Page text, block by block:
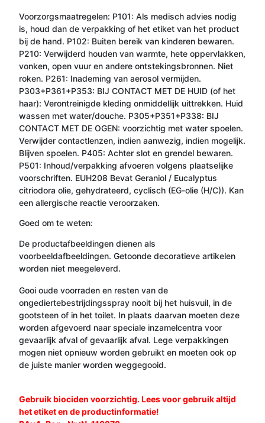
Voorzorgsmaatregelen: P101: Als medisch advies nodig
is, houd dan de verpakking of het etiket van het product
bij de hand. P102: Buiten bereik van kinderen bewaren.
P210: Verwijderd houden van warmte, hete oppervlakken,
vonken, open vuur en andere ontstekingsbronnen. Niet
roken. P261: Inademing van aerosol vermijden.
P303+P361+P353: BIJ CONTACT MET DE HUID (of het
haar): Verontreinigde kleding onmiddellijk uittrekken. Huid
wassen met water/douche. P305+P351+P338: BIJ
CONTACT MET DE OGEN: voorzichtig met water spoelen.
Verwijder contactlenzen, indien aanwezig, indien mogelijk.
Blijven spoelen. P405: Achter slot en grendel bewaren.
P501: Inhoud/verpakking afvoeren volgens plaatselijke
voorschriften. EUH208 Bevat Geraniol / Eucalyptus
citriodora olie, gehydrateerd, cyclisch (EG-olie (H/C)). Kan
een allergische reactie veroorzaken.
Goed om te weten:
De productafbeeldingen dienen als
voorbeeldafbeeldingen. Getoonde decoratieve artikelen
worden niet meegeleverd.
Gooi oude voorraden en resten van de
ongediertebestrijdingsspray nooit bij het huisvuil, in de
gootsteen of in het toilet. In plaats daarvan moeten deze
worden afgevoerd naar speciale inzamelcentra voor
gevaarlijk afval of gevaarlijk afval. Lege verpakkingen
mogen niet opnieuw worden gebruikt en moeten ook op
de juiste manier worden weggegooid.
Gebruik biociden voorzichtig. Lees voor gebruik altijd
het etiket en de productinformatie!